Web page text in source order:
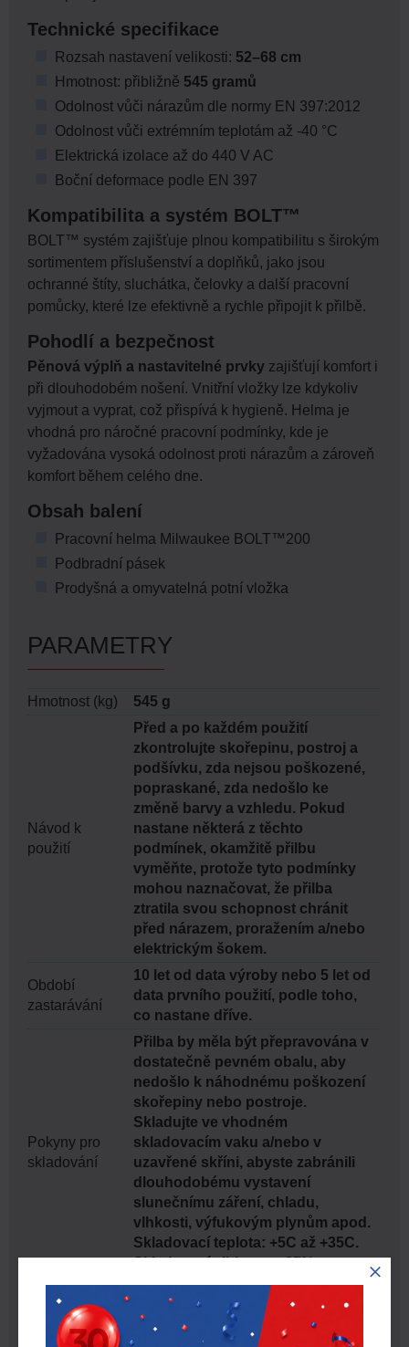
Technické specifikace
Rozsah nastavení velikosti: 52–68 cm
Hmotnost: přibližně 545 gramů
Odolnost vůči nárazům dle normy EN 397:2012
Odolnost vůči extrémním teplotám až -40 °C
Elektrická izolace až do 440 V AC
Boční deformace podle EN 397
Kompatibilita a systém BOLT™
BOLT™ systém zajišťuje plnou kompatibilitu s širokým
sortimentem příslušenství a doplňků, jako jsou
ochranné štíty, sluchátka, čelovky a další pracovní
pomůcky, které lze efektivně a rychle připojit k přilbě.
Pohodlí a bezpečnost
Pěnová výplň a nastavitelné prvky zajišťují komfort i
při dlouhodobém nošení. Vnitřní vložky lze kdykoliv
vyjmout a vyprat, což přispívá k hygieně. Helma je
vhodná pro náročné pracovní podmínky, kde je
vyžadována vysoká odolnost proti nárazům a zároveň
komfort během celého dne.
Obsah balení
Pracovní helma Milwaukee BOLT™200
Podbradní pásek
Prodyšná a omyvatelná potní vložka
PARAMETRY
Hmotnost (kg) 545 g
Návod k
použití
Před a po každém použití
zkontrolujte skořepinu, postroj a
podšívku, zda nejsou poškozené,
popraskané, zda nedošlo ke
změně barvy a vzhledu. Pokud
nastane některá z těchto
podmínek, okamžitě přilbu
vyměňte, protože tyto podmínky
mohou naznačovat, že přilba
ztratila svou schopnost chránit
před nárazem, proražením a/nebo
elektrickým šokem.
Období
zastarávání
10 let od data výroby nebo 5 let od
data prvního použití, podle toho,
co nastane dříve.
Pokyny pro
skladování
Přilba by měla být přepravována v
dostatečně pevném obalu, aby
nedošlo k náhodnému poškození
skořepiny nebo postroje.
Skladujte ve vhodném
skladovacím vaku a/nebo v
uzavřené skříni, abyste zabránili
dlouhodobému vystavení
slunečnímu záření, chladu,
vlhkosti, výfukovým plynům apod.
Skladovací teplota: +5C až +35C.
Skladovací vlhkost: < 85%.
Storage
Temperature
Range [?C]
+5 ~ +35, <85% relativní vlhkost,
chraňte před přímým slunečním
zářením